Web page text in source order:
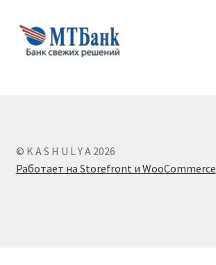
© K A S H U L Y A 2026
Работает на Storefront и WooCommerce